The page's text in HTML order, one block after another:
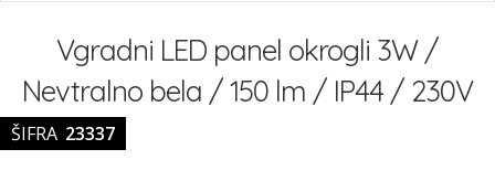
galerije
Vgradni LED panel okrogli 3W /
Nevtralno bela / 150 lm / IP44 / 230V
ŠIFRA 23337